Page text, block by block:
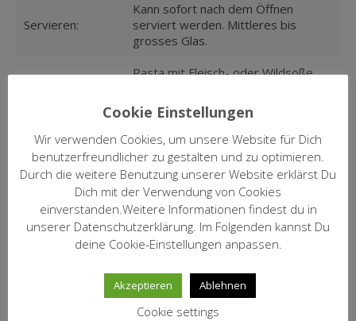
Servieren:
Kann sofort nach dem Öffnen
serviert werden. Mittleres bis
grosses Glas.
Pasta mit Fleisch- oder Wildsoße,
Schmorgerichte und reifer Käse
Kommentar:
Ateo wird seit 1989 hergestellt, als
die klassischen Rebsorten aus
Bordeaux die Toskana erobert
haben. Bei Ciacci steht er heute als
Beweis, dass das Weingut nicht nur
bei Brunello zu den
Spitzenweingütern gehört, sondern
auch bei internationalen Weinen
1019
Cookie Einstellungen
Wir verwenden Cookies, um unsere Website für Dich
benutzerfreundlicher zu gestalten und zu optimieren.
Durch die weitere Benutzung unserer Website erklärst Du
Dich mit der Verwendung von Cookies
einverstanden.Weitere Informationen findest du in
unserer Datenschutzerklärung. Im Folgenden kannst Du
deine Cookie-Einstellungen anpassen.
Akzeptieren Ablehnen
Cookie settings